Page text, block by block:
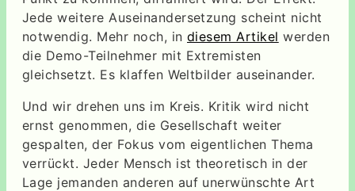
Jede weitere Auseinandersetzung scheint nicht
notwendig. Mehr noch, in diesem Artikel werden
die Demo-Teilnehmer mit Extremisten
gleichsetzt. Es klaffen Weltbilder auseinander.
Und wir drehen uns im Kreis. Kritik wird nicht
ernst genommen, die Gesellschaft weiter
gespalten, der Fokus vom eigentlichen Thema
verrückt. Jeder Mensch ist theoretisch in der
Lage jemanden anderen auf unerwünschte Art